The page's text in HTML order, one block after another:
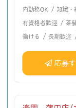
内勤務OK / 知識・
有資格者歓迎 / 茶
働ける / 長期歓迎
応募す